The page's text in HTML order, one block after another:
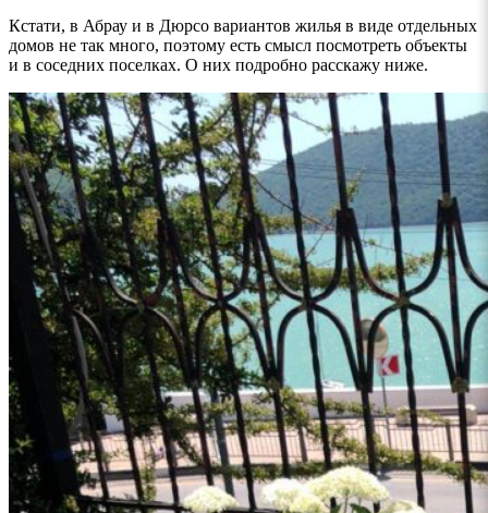
Кстати, в Абрау и в Дюрсо вариантов жилья в виде отдельных
домов не так много, поэтому есть смысл посмотреть объекты
и в соседних поселках. О них подробно расскажу ниже.